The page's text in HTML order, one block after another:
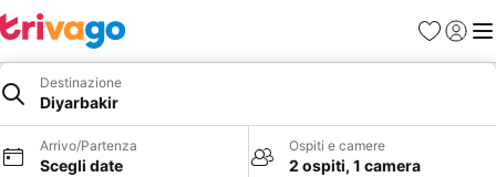
PreferitiAccedi
Destinazione
Diyarbakir
Arrivo/Partenza
Scegli date
Ospiti e camere
2 ospiti, 1 camera